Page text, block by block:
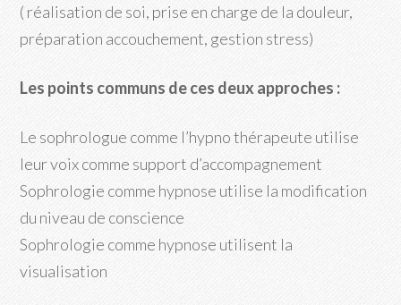
( réalisation de soi, prise en charge de la douleur,
préparation accouchement, gestion stress)
Les points communs de ces deux approches :
Le sophrologue comme l’hypno thérapeute utilise
leur voix comme support d’accompagnement
Sophrologie comme hypnose utilise la modification
du niveau de conscience
Sophrologie comme hypnose utilisent la
visualisation